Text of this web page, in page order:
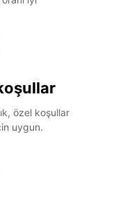
özel koşullar
uygun.